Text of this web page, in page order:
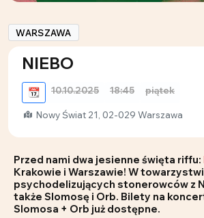
WARSZAWA
NIEBO
📆 10.10.2025 18:45 piątek
Nowy Świat 21, 02-029 Warszawa
Przed nami dwa jesienne święta riffu:
Krakowie i Warszawie! W
psychodelizujących stonerowców z
także Slomosę i Orb. Bilety na
Slomosa + Orb już dostępne.